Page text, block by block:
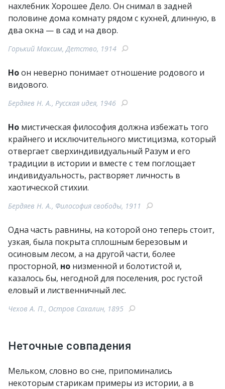
нахлебник Хорошее Дело. Он снимал в задней
половине дома комнату рядом с кухней, длинную, в
два окна — в сад и на двор.
Горький Максим, Детство, 1914
Ноон неверно понимает отношение родового и
видового.
Бердяев Н. А., Русская идея, 1946
Но мистическая философия должна избежать того
крайнего и исключительного мистицизма, который
отвергает сверхиндивидуальный Разум и его
традиции в истории и вместе с тем поглощает
индивидуальность, растворяет личность в
хаотической стихии.
Бердяев Н. А., Философия свободы, 1911
Одна часть равнины, на которой оно теперь стоит,
узкая, была покрыта сплошным березовым и
осиновым лесом, а на другой части, более
просторной, но низменной и болотистой и,
казалось бы, негодной для поселения, рос густой
еловый и лиственничный лес.
Чехов А. П., Остров Сахалин, 1895
Неточные совпадения
Мельком, словно во сне, припоминались
некоторым старикам примеры из истории, а в